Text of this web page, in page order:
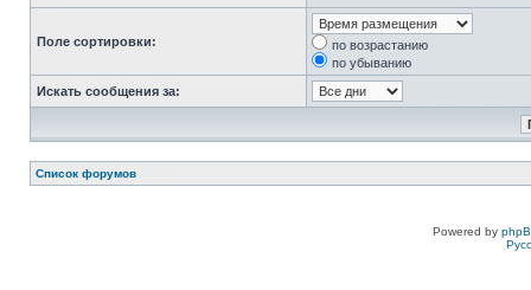
Поле сортировки:
по возрастанию
по убыванию
Искать сообщения за:
Список форумов
Powered by